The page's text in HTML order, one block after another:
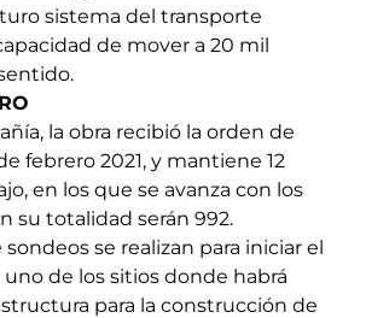
sistema del transporte
de mover a 20 mil
la obra recibió la orden de
febrero 2021, y mantiene 12
en los que se avanza con los
su totalidad serán 992.
sondeos se realizan para iniciar el
de los sitios donde habrá
para la construcción de